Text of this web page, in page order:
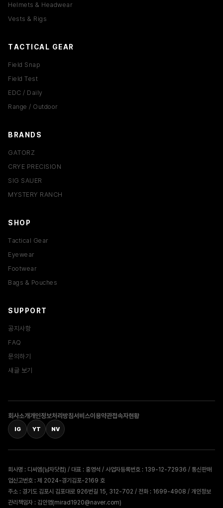
Helmets & Headwear
Vests & Rigs
TACTICAL GEAR
Field Snap
Field Test
EDC / Daily
Range / Outdoor
BRANDS
GATORZ
CRYE PRECISION
SIG SAUER
MYSTERY RANCH
SHOP
Tactical Gear
Eyewear
Footwear
Bags & Pouches
SUPPORT
공지사항
FAQ
문의하기
새글 보기
회사소개개인정보처리방침서비스이용약관접속자현황
IG YT NV
회사명 : 디씨엠(남자닷컴) / 대표 : 홍영석 / 사업자등록번호 : 139-12-72936 / 통신판매
업신고번호 : 제 2024-경기김포-2169 호
주소 : 경기도 김포시 김포대로 926번길 15, 312-702 / 전화 : 1699-4908 / 개인정보
관리책임자 : 김인영(mirad1920@naver.com)